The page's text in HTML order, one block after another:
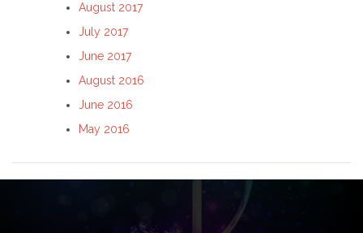
August 2017
July 2017
June 2017
August 2016
June 2016
May 2016